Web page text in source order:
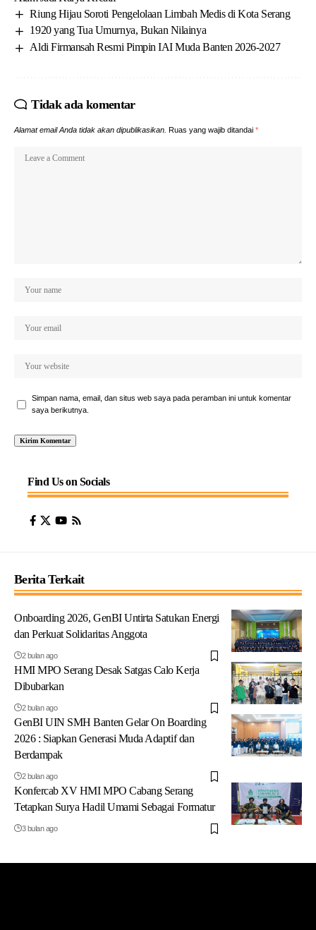
Riung Hijau Soroti Pengelolaan Limbah Medis di Kota Serang
1920 yang Tua Umurnya, Bukan Nilainya
Aldi Firmansah Resmi Pimpin IAI Muda Banten 2026-2027
Tidak ada komentar
Alamat email Anda tidak akan dipublikasikan. Ruas yang wajib ditandai *
Simpan nama, email, dan situs web saya pada peramban ini untuk komentar
saya berikutnya.
Find Us on Socials
Berita Terkait
Onboarding 2026, GenBI Untirta Satukan Energi
dan Perkuat Solidaritas Anggota
2 bulan ago
HMI MPO Serang Desak Satgas Calo Kerja
Dibubarkan
2 bulan ago
GenBI UIN SMH Banten Gelar On Boarding
2026 : Siapkan Generasi Muda Adaptif dan
Berdampak
2 bulan ago
Konfercab XV HMI MPO Cabang Serang
Tetapkan Surya Hadil Umami Sebagai Formatur
3 bulan ago